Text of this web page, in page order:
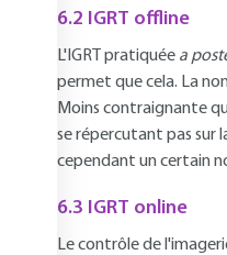
6.2 IGRT offline
L'IGRT pratiquée a
permet que cela. La
Moins contraignante
se répercutant pas
cependant un certain
6.3 IGRT online
Le contrôle de